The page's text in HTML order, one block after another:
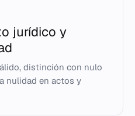
jurídico y
distinción con nulo
nulidad en actos y